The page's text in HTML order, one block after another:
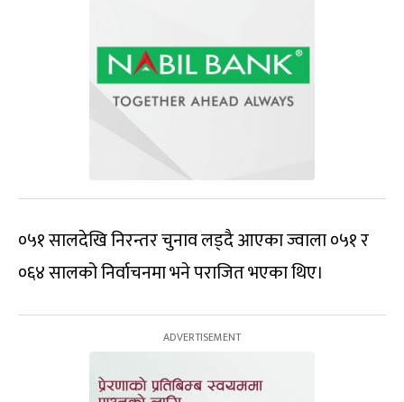
०५१ सालदेखि निरन्तर चुनाव लड्दै आएका ज्वाला ०५१ र
०६४ सालको निर्वाचनमा भने पराजित भएका थिए।